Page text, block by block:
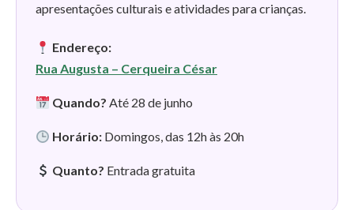
apresentações culturais e atividades para crianças.
Endereço:
Rua Augusta – Cerqueira César
Quando? Até 28 de junho
Horário: Domingos, das 12h às 20h
Quanto? Entrada gratuita